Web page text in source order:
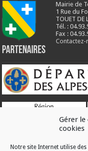
Gérer
cookies
Notre site Internet utilise
Mairie de
1 Rue du
TOUET DE
Tél. :
Fax :
Contactez-
Partenaires